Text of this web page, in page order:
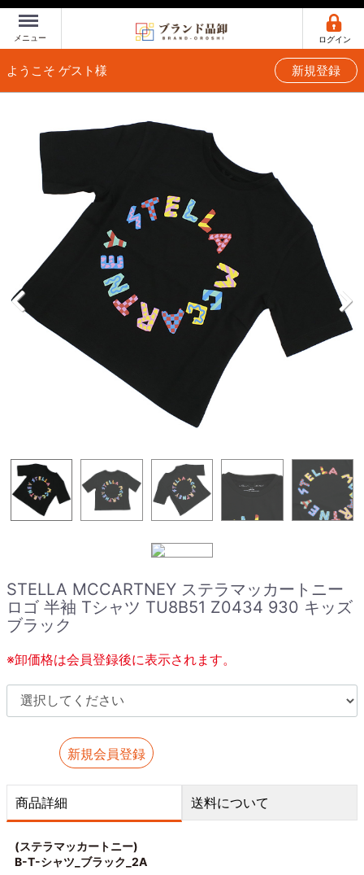
Menu
メニュー ログイン
ようこそ ゲスト様 新規登録
STELLA MCCARTNEY ステラマッカートニー
ロゴ 半袖 Tシャツ TU8B51 Z0434 930 キッズ
ブラック
※卸価格は会員登録後に表示されます。
新規会員登録
商品詳細 送料について
(ステラマッカートニー)
B-T-シャツ_ブラック_2A